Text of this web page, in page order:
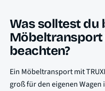
Was solltest du
beachten?
Ein Möbeltransport mit
groß für den eigenen